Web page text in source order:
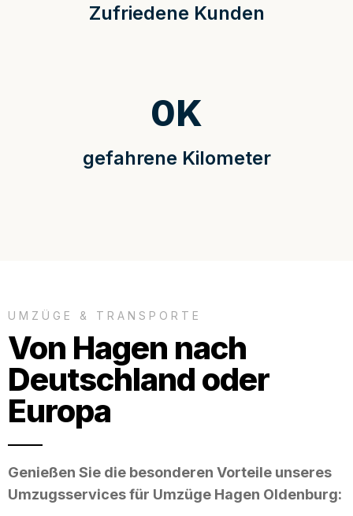
Zufriedene Kunden
gefahrene Kilometer
0K
UMZÜGE & TRANSPORTE
Von Hagen nach
Deutschland oder
Europa
Genießen Sie die besonderen Vorteile unseres
Umzugsservices für Umzüge Hagen Oldenburg: